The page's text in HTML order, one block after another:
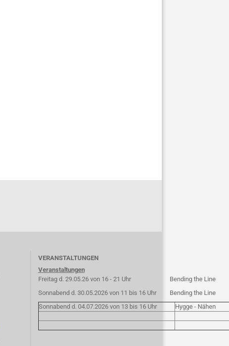
VERANSTALTUNGEN
Veranstaltungen
Freitag d. 29.05.26 von 16 - 21 Uhr
Bending the Line
Sonnabend d. 30.05.2026 von 11 bis 16 Uhr
Bending the Line
Sonnabend d. 04.07.2026 von 13 bis 16 Uhr
Hygge - Nähen